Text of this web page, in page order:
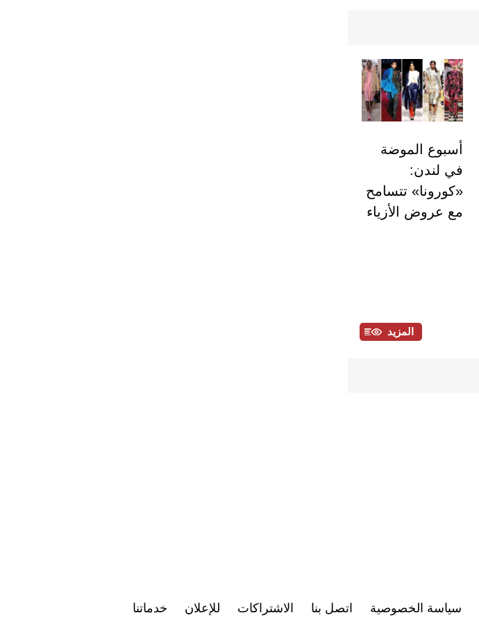
أسبوع الموضة
في لندن:
«كورونا» تتسامح
مع عروض الأزياء
المزيد
سياسة الخصوصية اتصل بنا الاشتراكات للإعلان خدماتنا